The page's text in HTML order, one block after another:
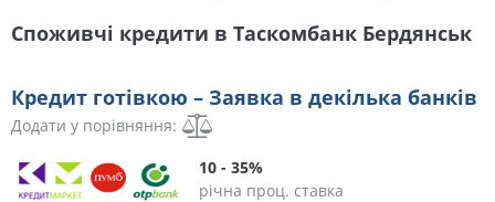
Споживчі кредити в Таскомбанк Бердянськ
Кредит готівкою – Заявка в декілька банків
Додати у порівняння:
10 - 35%
річна проц. ставка